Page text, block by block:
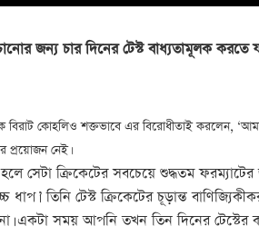
জন্য চার দিনের টেস্ট বাধ্যতামূলক
বিরাট কোহলিও শক্তভাবে এর বিরোধীতাই করলেন,
প্রয়োজন নেই।
সেটা ক্রিকেটের সবচেয়ে শুদ্ধতম
তিনি টেস্ট ক্রিকেটের চূড়ান্ত
একটা সময় আপনি তখন তিন দিনের টেস্টের